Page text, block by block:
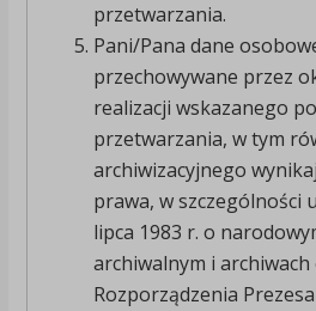
przetwarzania.
Pani/Pana dane
przechowywane przez
realizacji wskazanego
przetwarzania, w tym
archiwizacyjnego
prawa, w szczególności
lipca 1983 r. o
archiwalnym i archiwach
Rozporządzenia